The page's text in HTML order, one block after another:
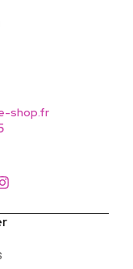
shop.fr